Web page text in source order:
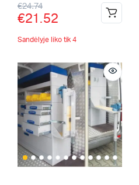
€24.74
€21.52
Sandėlyje liko tik 4